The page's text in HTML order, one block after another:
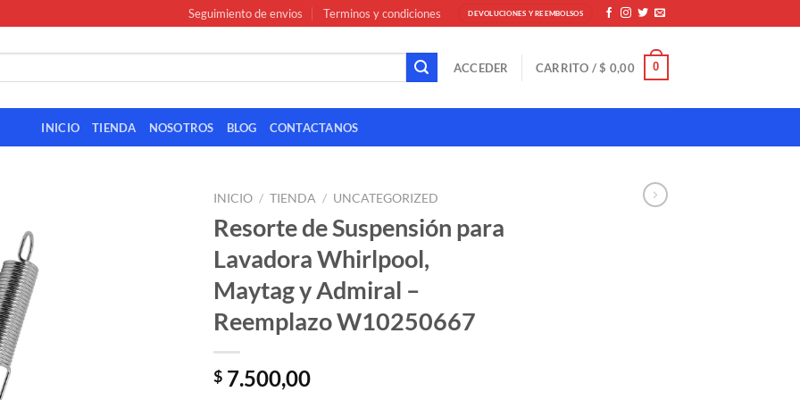
Seguimiento de envios Terminos y condiciones DEVOLUCIONES Y REEMBOLSOS
ACCEDER CARRITO /$ 0,00 0
INICIO TIENDA NOSOTROS BLOG CONTACTANOS
INICIO / TIENDA / UNCATEGORIZED
Resorte de Suspensión para
Lavadora Whirlpool,
Maytag y Admiral –
Reemplazo W10250667
$ 7.500,00